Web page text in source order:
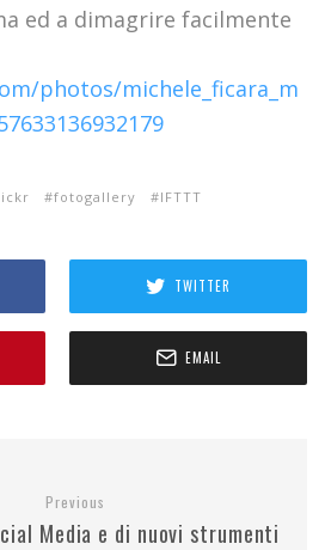
ed a dimagrire facilmente
photos/michele_ficara_m
fotogallery IFTTT
TWITTER
EMAIL
Previous
Media e di nuovi strumenti